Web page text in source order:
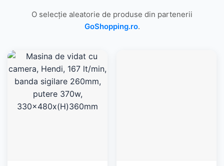
O selecție aleatorie de produse din partenerii
GoShopping.ro.